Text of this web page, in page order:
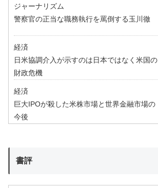
ジャーナリズム
警察官の正当な職務執行を罵倒する玉川徹
経済
日米協調介入が示すのは日本ではなく米国の
財政危機
経済
巨大IPOが殺した米株市場と世界金融市場の
今後
書評